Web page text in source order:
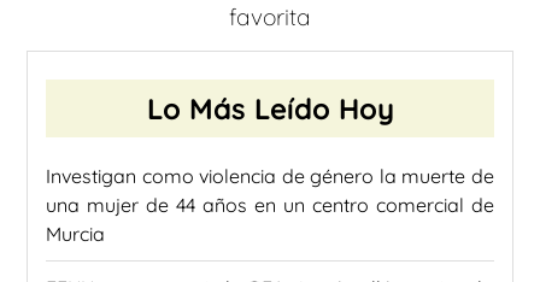
favorita
Lo Más Leído Hoy
Investigan como violencia de género la muerte de
una mujer de 44 años en un centro comercial de
Murcia